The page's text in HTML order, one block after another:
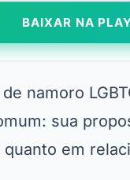
BAIXAR NA
namoro
sua
em